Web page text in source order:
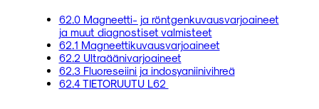
KIRJAUDU
62.0 Magneetti- ja röntgenkuvausvarjoaineet
ja muut diagnostiset valmisteet
62.1 Magneettikuvausvarjoaineet
62.2 Ultraäänivarjoaineet
62.3 Fluoreseiini ja indosyaniinivihreä
62.4 TIETORUUTU L62